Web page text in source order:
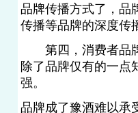
品牌传播方式了，品
传播等品牌的深度
第四，消费者品牌
除了品牌仅有的一点
强。
品牌成了豫酒难以